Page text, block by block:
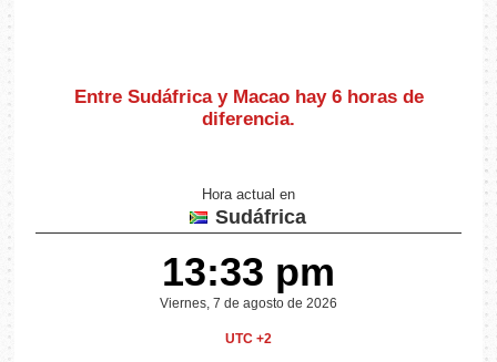
Entre Sudáfrica y Macao hay 6 horas de
diferencia.
Hora actual en
Sudáfrica
13:33 pm
Viernes, 7 de agosto de 2026
UTC +2